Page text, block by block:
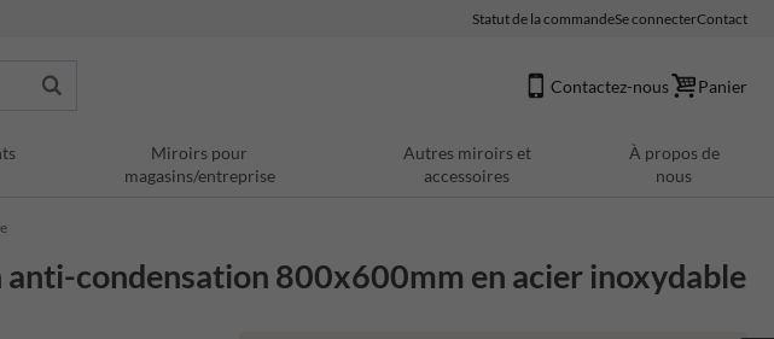
Statut de la commandeSe connecterContact
Contactez-nous Panier
Miroirs pour
magasins/entreprise
Autres miroirs et
accessoires
À propos de
nous
condensation 800x600mm en acier inoxydable